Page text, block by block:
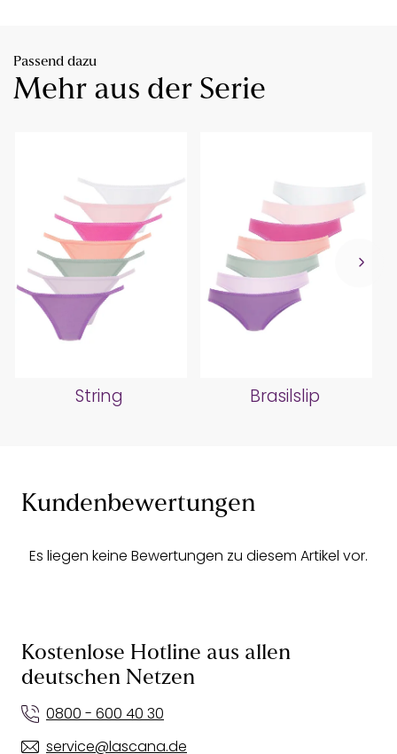
Passend dazu
Mehr aus der Serie
String Brasilslip
Kundenbewertungen
Es liegen keine Bewertungen zu diesem Artikel vor.
Kostenlose Hotline aus allen
deutschen Netzen
0800 - 600 40 30
service@lascana.de